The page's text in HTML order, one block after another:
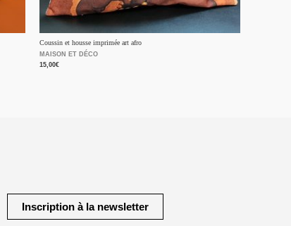
Coussin et housse imprimée art afro
MAISON ET DÉCO
15,00€
Inscription à la newsletter